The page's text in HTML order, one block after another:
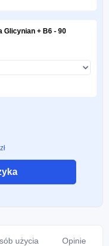
Glicynian + B6 - 90
użycia Opinie